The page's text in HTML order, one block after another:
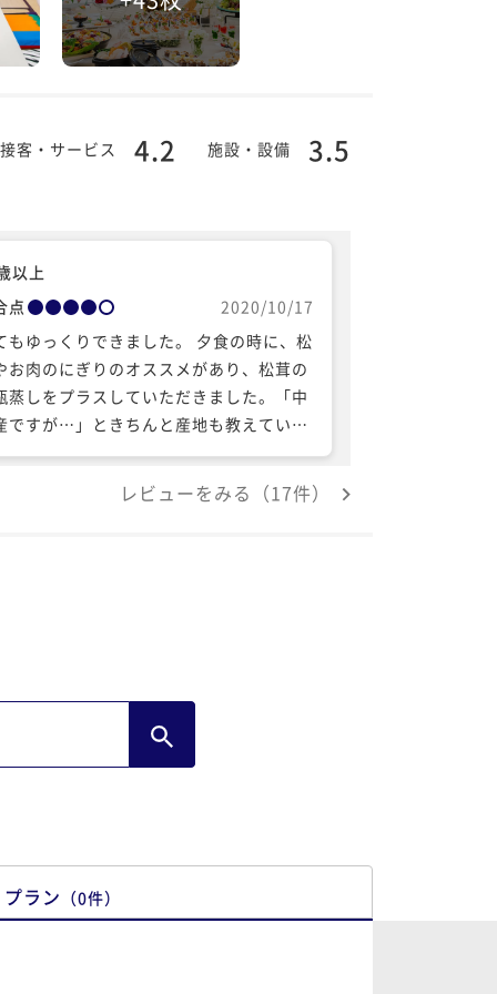
接客・サービス 4.2 施設・設備 3.5
以上
点
2020/10/17
ゆっくりできました。 夕食の時に、松
お肉のにぎりのオススメがあり、松茸の
蒸しをプラスしていただきました。「中
ですが…」ときちんと産地も教えていた
た事も好印象でした。ご馳走さまでし
レビューをみる（17件）
プラン （0件）